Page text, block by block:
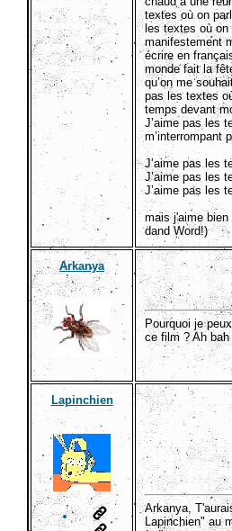
textes où on
les textes où on
manifestement
écrire en
monde fait la
qu’on me
pas les textes
temps devant
J’aime pas les
m’interrompant
J’aime pas les
J’aime pas les
J’aime pas les
mais j'aime
dand Word!)
Arkanya
Pourquoi je
ce film ? Ah
Lapinchien
Arkanya,
Lapinchien" au